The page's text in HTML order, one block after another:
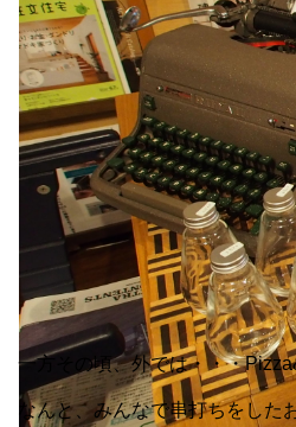
一方その頃、外では・・・
なんと、みんなで串打ちをした